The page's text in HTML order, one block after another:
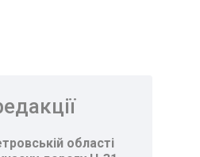
області